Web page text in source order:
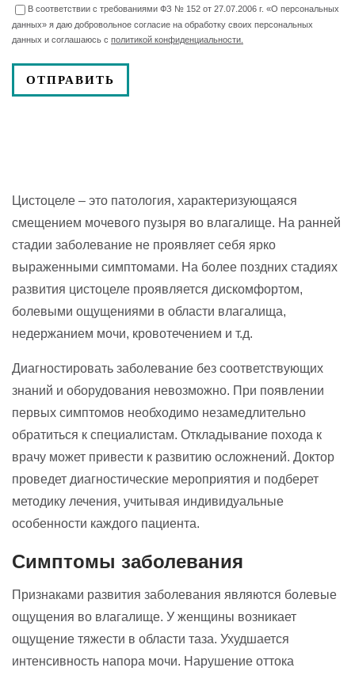
В соответствии с требованиями ФЗ № 152 от 27.07.2006 г. «О персональных
данных» я даю добровольное согласие на обработку своих персональных
данных и соглашаюсь с политикой конфиденциальности.
Цистоцеле – это патология, характеризующаяся
смещением мочевого пузыря во влагалище. На ранней
стадии заболевание не проявляет себя ярко
выраженными симптомами. На более поздних стадиях
развития цистоцеле проявляется дискомфортом,
болевыми ощущениями в области влагалища,
недержанием мочи, кровотечением и т.д.
Диагностировать заболевание без соответствующих
знаний и оборудования невозможно. При появлении
первых симптомов необходимо незамедлительно
обратиться к специалистам. Откладывание похода к
врачу может привести к развитию осложнений. Доктор
проведет диагностические мероприятия и подберет
методику лечения, учитывая индивидуальные
особенности каждого пациента.
Симптомы заболевания
Признаками развития заболевания являются болевые
ощущения во влагалище. У женщины возникает
ощущение тяжести в области таза. Ухудшается
интенсивность напора мочи. Нарушение оттока